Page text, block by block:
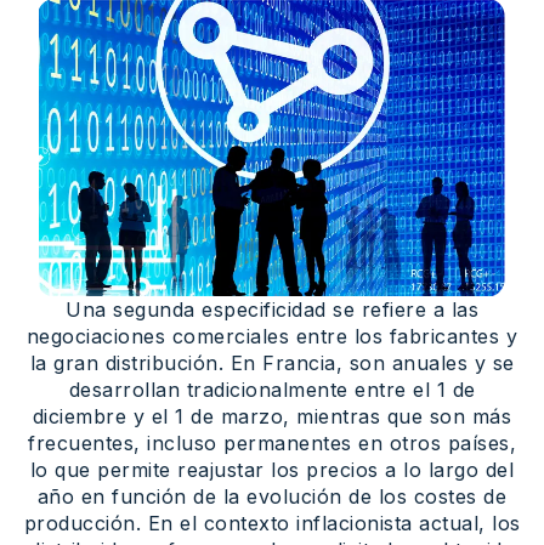
Una segunda especificidad se refiere a las
negociaciones comerciales entre los fabricantes y
la gran distribución. En Francia, son anuales y se
desarrollan tradicionalmente entre el 1 de
diciembre y el 1 de marzo, mientras que son más
frecuentes, incluso permanentes en otros países,
lo que permite reajustar los precios a lo largo del
año en función de la evolución de los costes de
producción. En el contexto inflacionista actual, los